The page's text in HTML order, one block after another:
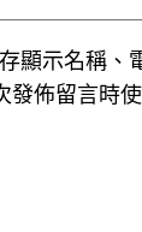
顯示名稱、
發佈留言時使